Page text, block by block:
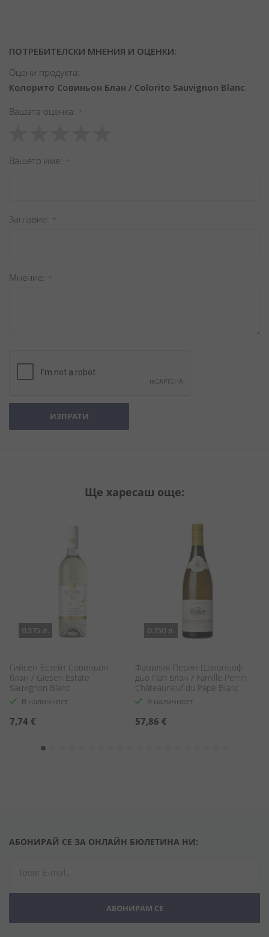
ПОТРЕБИТЕЛСКИ МНЕНИЯ И ОЦЕНКИ:
Оцени продукта:
Колорито Совиньон Блан / Colorito Sauvignon Blanc
Вашата оценка
star
stars
stars
stars
stars
Вашето име
Заглавиe
Мнение
ИЗПРАТИ
Ще харесаш още:
0.375 л.
Гийсен Естейт Совиньон
блан / Giesen Estate
Sauvignon Blanc
В наличност
7,74 €
0.750 л.
Фамилия Перин Шатоньоф
дьо Пап Блан / Famille Perrin
Châteauneuf du Pape Blanc
В наличност
57,86 €
АБОНИРАЙ СЕ ЗА ОНЛАЙН БЮЛЕТИНА НИ:
АБОНИРАМ СЕ